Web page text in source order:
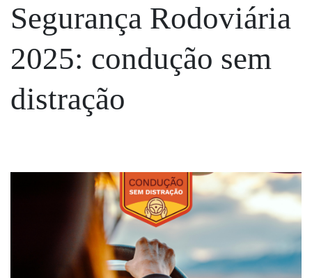
Segurança Rodoviária
2025: condução sem
distração